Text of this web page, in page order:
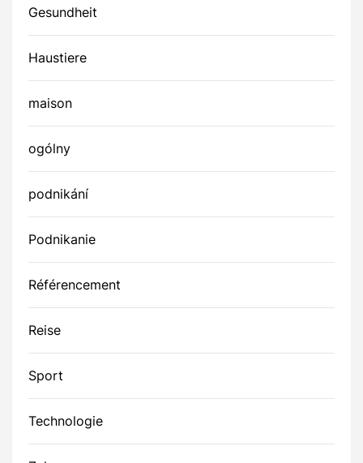
Gesundheit
Haustiere
maison
ogólny
podnikání
Podnikanie
Référencement
Reise
Sport
Technologie